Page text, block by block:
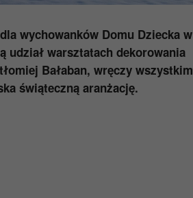
wychowanków Domu Dziecka w
udział warsztatach dekorowania
Bałaban, wręczy wszystkim
świąteczną aranżację.